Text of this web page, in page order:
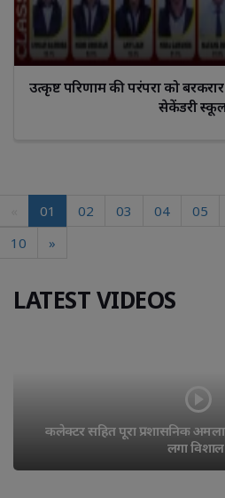
उत्कृष्ट परिणाम की परंपरा को
सेकेंडरी
01 02 03 04 05
10
»
LATEST VIDEOS
विजयराघवगढ़ में हुई संदिग्धों की
किया पैदल